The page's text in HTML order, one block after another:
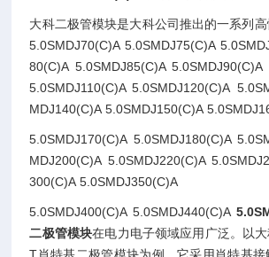
大科二极管模块是大科公司推出的一系列高
5.0SMDJ70(C)A 5.0SMDJ75(C)A
80(C)A 5.0SMDJ85(C)A 5.0SMDJ90(C)A
5.0SMDJ110(C)A 5.0SMDJ120(C)A
MDJ140(C)A 5.0SMDJ150(C)A
5.0SMDJ170(C)A 5.0SMDJ180(C)A
MDJ200(C)A 5.0SMDJ220(C)A
300(C)A 5.0SMDJ350(C)A
5.0SMDJ400(C)A 5.0SMDJ440(C)A
二极管模块在电力电子领域应用广泛。以